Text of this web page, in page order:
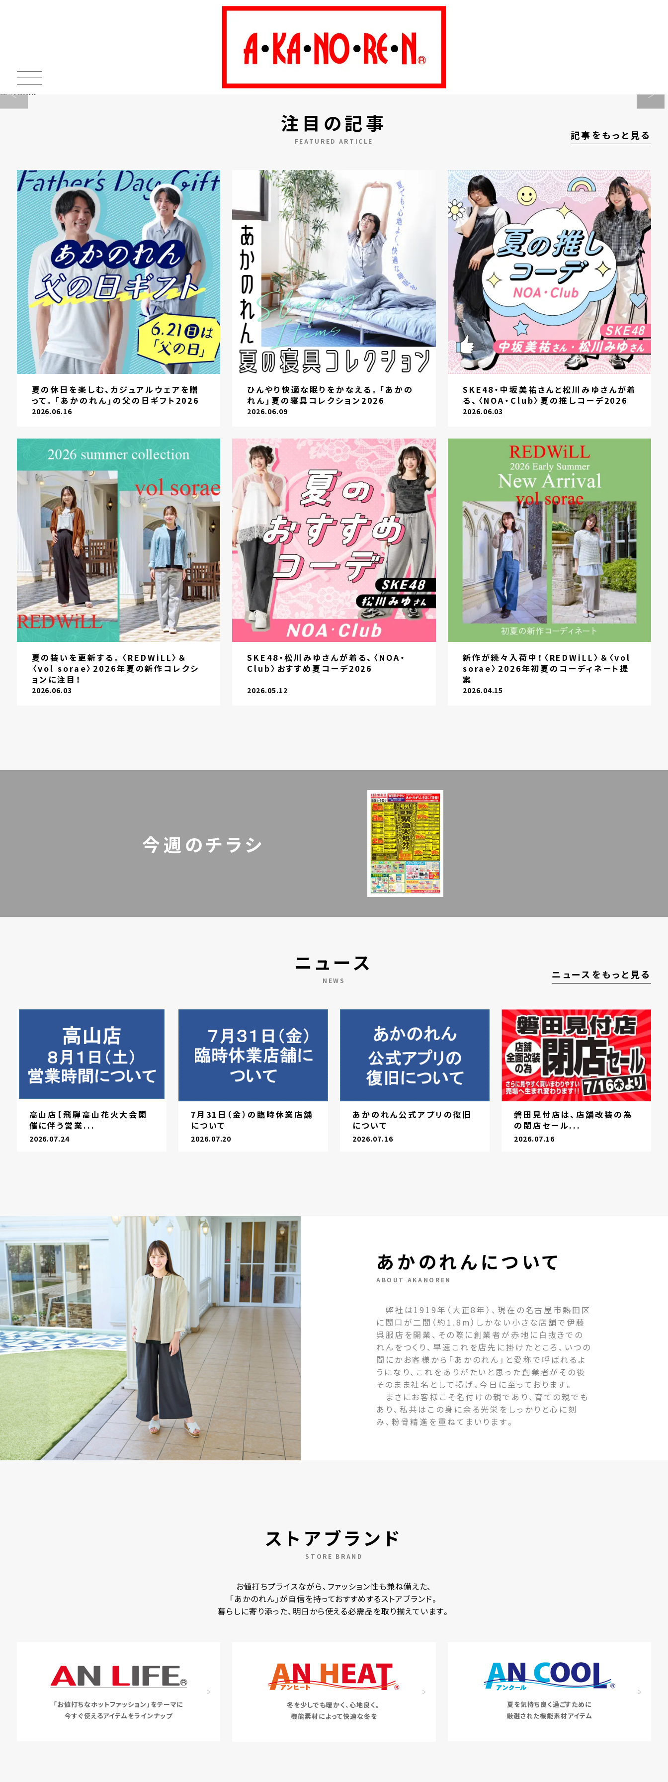
Warning
注目の記事
FEATURED ARTICLE
夏の休日を楽しむ、カジュアルウェアを贈
って。「あかのれん」の父の日ギフト2026
2026.06.16
ひんやり快適な眠りをかなえる。「あかの
れん」夏の寝具コレクション2026
2026.06.09
SKE48・中坂美祐さんと松川みゆさんが着
る、〈NOA・Club〉夏の推しコーデ2026
2026.06.03
夏の装いを更新する。〈REDWiLL〉＆
〈vol sorae〉2026年夏の新作コレクシ
ョンに注目！
2026.06.03
SKE48・松川みゆさんが着る、〈NOA・
Club〉おすすめ夏コーデ2026
2026.05.12
新作が続々入荷中！〈REDWiLL〉＆〈vol
sorae〉2026年初夏のコーディネート提
案
2026.04.15
記事をもっと見る
今週のチラシ
ニュース
NEWS
高山店【飛騨高山花火大会開
催に伴う営業...
2026.07.24
7月31日（金）の臨時休業店舗
について
2026.07.20
あかのれん公式アプリの復旧
について
2026.07.16
磐田見付店は、店舗改装の為
の閉店セール...
2026.07.16
ニュースをもっと見る
あかのれんについて
ABOUT AKANOREN
弊社は1919年（大正8年）、現在の名古屋市熱田区
に間口が二間（約1.8m）しかない小さな店舗で伊藤
呉服店を開業、その際に創業者が赤地に白抜きでの
れんをつくり、早速これを店先に掛けたところ、いつの
間にかお客様から「あかのれん」と愛称で呼ばれるよ
うになり、これをありがたいと思った創業者がその後
そのまま社名として掲げ、今日に至っております。
まさにお客様こそ名付けの親であり、育ての親でも
あり、私共はこの身に余る光栄をしっかりと心に刻
み、粉骨精進を重ねてまいります。
ストアブランド
STORE BRAND
お値打ちプライスながら、ファッション性も兼ね備えた、
「あかのれん」が自信を持っておすすめするストアブランド。
暮らしに寄り添った、明日から使える必需品を取り揃えています。
「お値打ちなホットファッション」をテーマに
今すぐ使えるアイテムをラインナップ
冬を少しでも暖かく、心地良く。
機能素材によって快適な冬を
夏を気持ち良く過ごすために
厳選された機能素材アイテム